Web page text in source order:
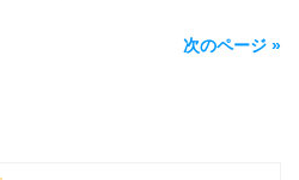
次のページ »